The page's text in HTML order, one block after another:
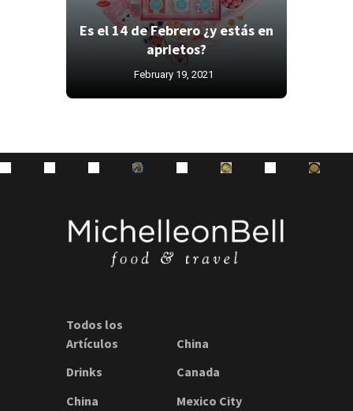
Es el 14 de Febrero ¿y estás en
aprietos?
February 19, 2021
Todos los
Artículos
China
Drinks
Canada
China
Mexico City